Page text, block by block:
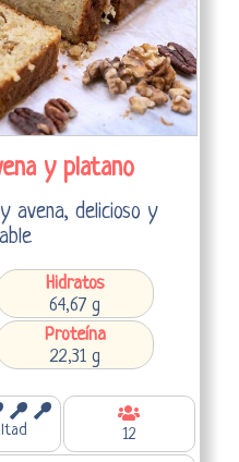
y platano
avena, delicioso y
Hidratos
64,67 g
Proteína
22,31 g
12